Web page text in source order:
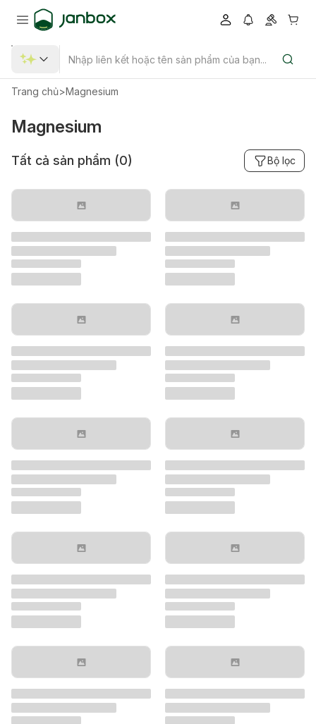
Trang chủ>Magnesium
Magnesium
Tất cả sản phẩm (0) Bộ lọc